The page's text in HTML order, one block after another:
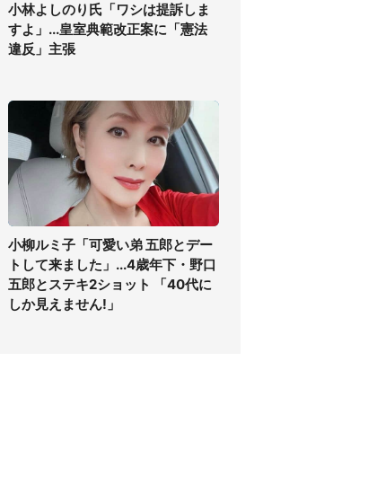
小林よしのり氏「ワシは提訴しま
すよ」...皇室典範改正案に「憲法
違反」主張
小柳ルミ子「可愛い弟 五郎とデー
トして来ました」...4歳年下・野口
五郎とステキ2ショット 「40代に
しか見えません!」